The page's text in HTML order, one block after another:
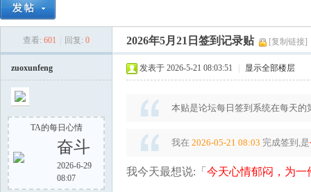
域
› ›
查看: 601 回复: 0 2026年5月21日签到记录贴 [复制链接]
zuoxunfeng
TA的每日心情
奋斗
2026-6-29
08:07
发表于 2026-5-21 08:03:51 显示全部楼层
本贴是论坛每日签到系统在每天
我在 2026-05-21 08:03 完成签到,是
我今天最想说:「 今天心情郁闷，为一